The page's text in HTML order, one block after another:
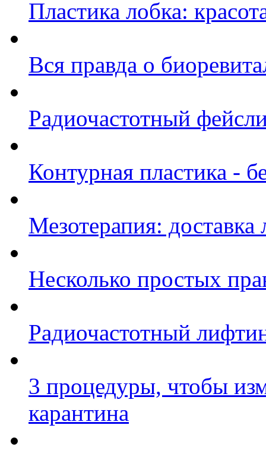
Пластика лобка:
Вся правда о
Радиочастотный
Контурная пластика -
Мезотерапия: доставка
Несколько простых
Радиочастотный
3 процедуры, чтобы
карантина